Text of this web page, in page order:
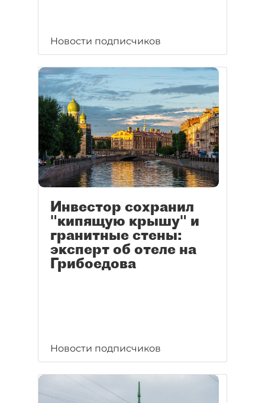
Новости подписчиков
Инвестор сохранил
"кипящую крышу" и
гранитные стены:
эксперт об отеле на
Грибоедова
Новости подписчиков